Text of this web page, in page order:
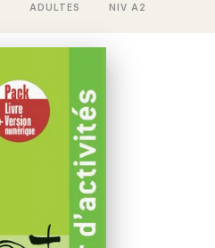
ADULTES NIV A2